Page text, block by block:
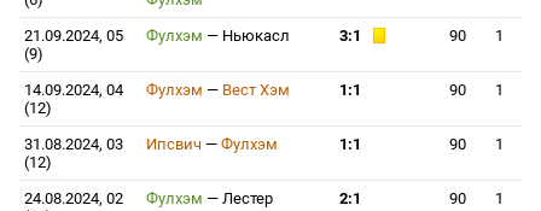
21.09.2024, 05
(9)
Фулхэм — Ньюкасл 3:1 90 1
14.09.2024, 04
(12)
Фулхэм — Вест Хэм 1:1 90 1
31.08.2024, 03
(12)
Ипсвич — Фулхэм 1:1 90 1
24.08.2024, 02
Фулхэм — Лестер 2:1 90 1